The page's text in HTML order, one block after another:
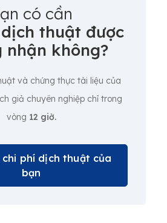
có cần
thuật được
nhận không?
và chứng thực tài liệu của
giả chuyên nghiệp chỉ trong
vòng 12 giờ.
phí dịch thuật của
bạn